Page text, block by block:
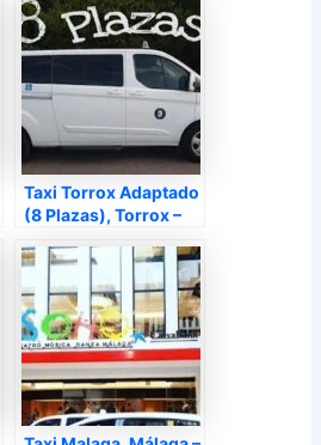
Taxi Torrox Adaptado
(8 Plazas), Torrox –